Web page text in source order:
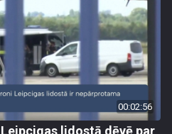
00:02:56
lidostā dēvē par